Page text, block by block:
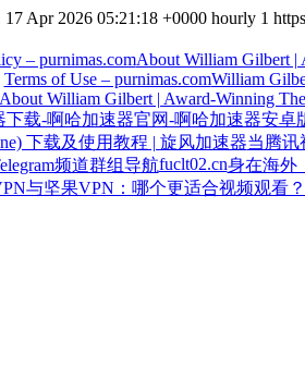
17 Apr 2026 05:21:18 +0000 hourly 1
– purnimas.comAbout William Gilbert |
Terms of Use – purnimas.comWilliam
About William Gilbert | Award-Winning
下载-啊哈加速器官网-啊哈加速器安卓
下载及使用教程 | 旋风加速器当腾讯
频道群组导航fuclt02.cn身在海外
与坚果VPN：哪个更适合视频观看